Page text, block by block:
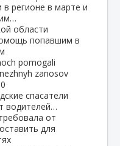
регионе в марте и
области
попавшим в
спасатели
водителей…
от
для